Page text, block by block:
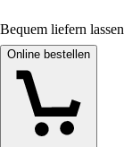
Bequem liefern lassen
Online bestellen